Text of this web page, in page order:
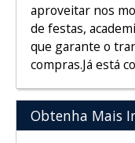
aproveitar nos
de festas,
que garante o
compras.Já está
Obtenha Mais